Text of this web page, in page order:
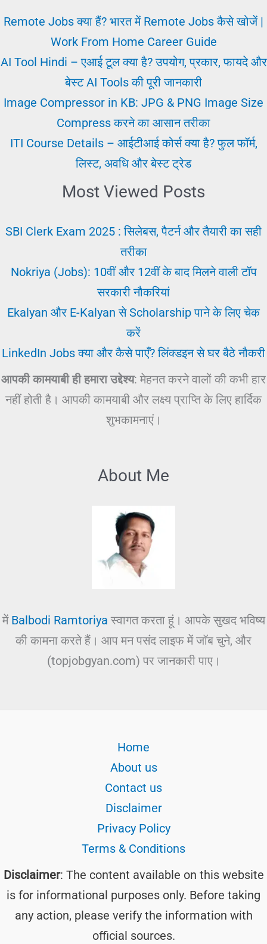
क्या
Remote Jobs क्या हैं? भारत में Remote Jobs कैसे खोजें |
Work From Home Career Guide
AI Tool Hindi – एआई टूल क्या है? उपयोग, प्रकार, फायदे और
बेस्ट AI Tools की पूरी जानकारी
Image Compressor in KB: JPG & PNG Image Size
Compress करने का आसान तरीका
ITI Course Details – आईटीआई कोर्स क्या है? फुल फॉर्म,
लिस्ट, अवधि और बेस्ट ट्रेड
Most Viewed Posts
SBI Clerk Exam 2025 : सिलेबस, पैटर्न और तैयारी का सही
तरीका
Nokriya (Jobs): 10वीं और 12वीं के बाद मिलने वाली टॉप
सरकारी नौकरियां
Ekalyan और E-Kalyan से Scholarship पाने के लिए चेक
करें
LinkedIn Jobs क्या और कैसे पाएँ? लिंक्डइन से घर बैठे नौकरी
आपकी कामयाबी ही हमारा उद्देश्य: मेहनत करने वालों की कभी हार
नहीं होती है। आपकी कामयाबी और लक्ष्य प्राप्ति के लिए हार्दिक
शुभकामनाएं।
About Me
में Balbodi Ramtoriya स्वागत करता हूं। आपके सुखद भविष्य
की कामना करते हैं। आप मन पसंद लाइफ में जॉब चुने, और
(topjobgyan.com) पर जानकारी पाए।
Home
About us
Contact us
Disclaimer
Privacy Policy
Terms & Conditions
Disclaimer: The content available on this website
is for informational purposes only. Before taking
any action, please verify the information with
official sources.